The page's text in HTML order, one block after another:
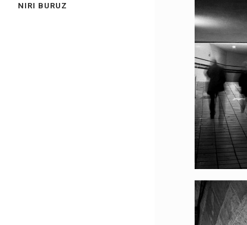
NIRI BURUZ